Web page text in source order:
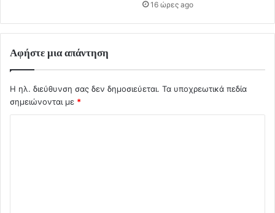
16 ώρες ago
Αφήστε μια απάντηση
Η ηλ. διεύθυνση σας δεν δημοσιεύεται. Τα υποχρεωτικά πεδία
σημειώνονται με *